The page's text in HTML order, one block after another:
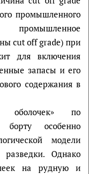
промышленного
промышленное
cut off grade) при
для включения
запасы и его
содержания в
оболочек» по
борту особенно
модели
Однако
на рудную и